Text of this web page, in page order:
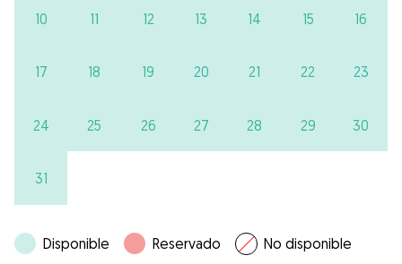
10 11 12 13 14 15 16
17 18 19 20 21 22 23
24 25 26 27 28 29 30
31
Disponible Reservado No disponible